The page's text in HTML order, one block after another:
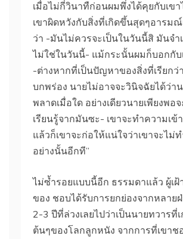
เมื่อไม่กี่วินาทืก่อนผมพึ่งได้คุยกับเขา
เขาผิดหวังกับสิ่งที่เกิดขึ้นสุดๆอารม
ว่า -มันไม่ควรจะเป็นในวันนี้สิ มันจำ
ไม่ใช่ในวันนี้- แม้กระนั้นผมก็บอกกับ
-ต่างหากที่เป็นปัญหาของสิ่งที่เรียกว่
บกพร่อง นายไม่อาจจะวินิจฉัยได้ว่า
พลาดเมื่อใด อย่างเดียวนายเพียงพอ
เรียนรู้จากมันซะ- เขาจะทำความเข้
แล้วก็เขาจะก่อให้แน่ใจว่าเขาจะไม่
อย่างนั้นอีกที”
ไม่ซ้ำรอยแบบนี้อีก ธรรมดาแล้ว ผู้เฝ้
ของ ชอบได้รับการยกย่องจากหลาย
2-3 ปีที่ล่วงเลยไปว่าเป็นนายทวารที่
ต้นๆของโลกลูกหนัง จากการที่เขาช